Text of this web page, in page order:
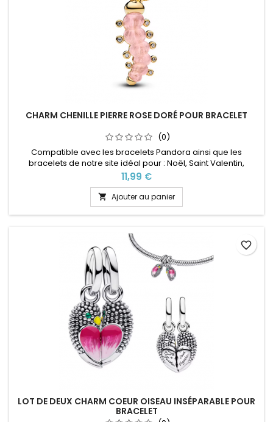
CHARM CHENILLE PIERRE ROSE DORÉ POUR BRACELET
(0)
Compatible avec les bracelets Pandora ainsi que les
bracelets de notre site idéal pour : Noël, Saint Valentin,
anniversaire, anniversaire de mariage
Prix
11,99 €
 Ajouter au panier
LOT DE DEUX CHARM COEUR OISEAU INSÉPARABLE POUR
BRACELET
favorite_border